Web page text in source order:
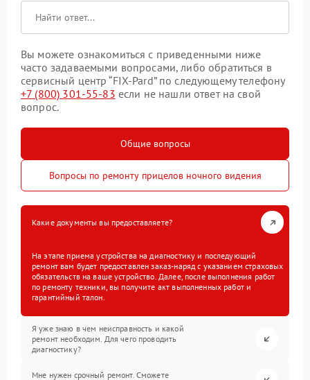
Вы можете ознакомиться с приведенными ниже
часто задаваемыми вопросами, либо обратиться в
сервисный центр “FIX-Pard” по следующему телефону
+7 (800) 301-55-83 если не нашли ответ на свой
вопрос.
Общие вопросы
Вопросы по ремонту прицелов ночного видения
Какие документы вы предоставляете?
На этапе приема устройства на диагностику и последующий
ремонт вам будет предоставлен заказ-наряд с указанием страховых
обязательств на ваше устройство. Далее, после выполнения работ
по ремонту техники, вы получите акт выполненных работ и
гарантийный талон.
Я уже знаю в чем неисправность и какой
ремонт необходим. Для чего проводить
диагностику?
Мне нужен срочный ремонт. Сможете